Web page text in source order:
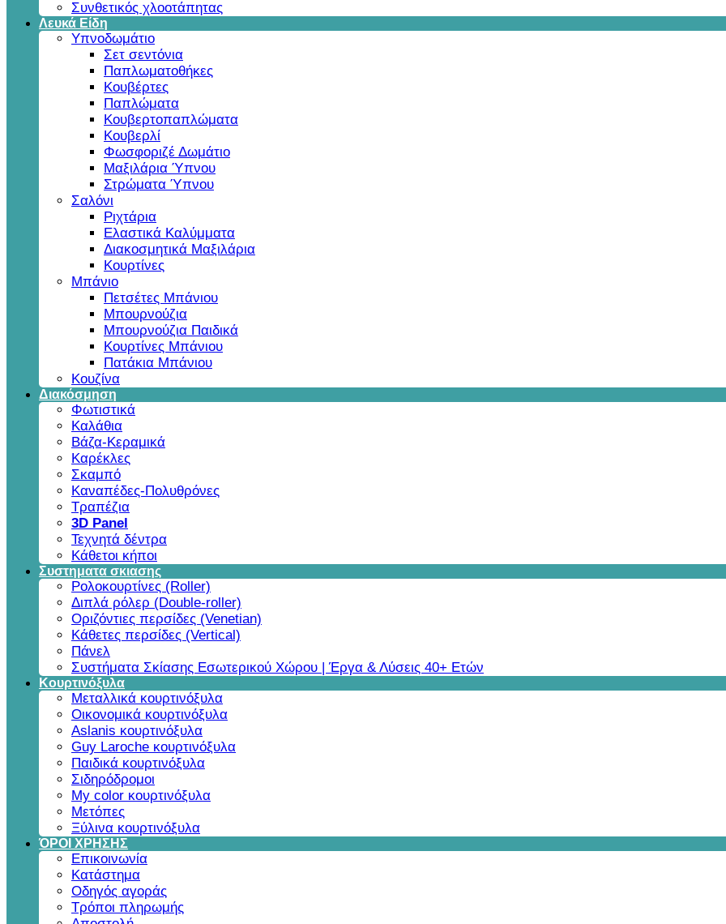
Συνθετικός χλοοτάπητας
Λευκά Είδη
Υπνοδωμάτιο
Σετ σεντόνια
Παπλωματοθήκες
Κουβέρτες
Παπλώματα
Κουβερτοπαπλώματα
Κουβερλί
Φωσφοριζέ Δωμάτιο
Μαξιλάρια Ύπνου
Στρώματα Ύπνου
Σαλόνι
Ριχτάρια
Ελαστικά Καλύμματα
Διακοσμητικά Μαξιλάρια
Κουρτίνες
Μπάνιο
Πετσέτες Μπάνιου
Μπουρνούζια
Μπουρνούζια Παιδικά
Κουρτίνες Μπάνιου
Πατάκια Μπάνιου
Κουζίνα
Διακόσμηση
Φωτιστικά
Καλάθια
Βάζα-Κεραμικά
Καρέκλες
Σκαμπό
Καναπέδες-Πολυθρόνες
Τραπέζια
3D Panel
Τεχνητά δέντρα
Κάθετοι κήποι
Συστηματα σκιασης
Ρολοκουρτίνες (Roller)
Διπλά ρόλερ (Double-roller)
Οριζόντιες περσίδες (Venetian)
Κάθετες περσίδες (Vertical)
Πάνελ
Συστήματα Σκίασης Εσωτερικού Χώρου | Έργα & Λύσεις 40+ Ετών
Κουρτινόξυλα
Μεταλλικά κουρτινόξυλα
Οικονομικά κουρτινόξυλα
Aslanis κουρτινόξυλα
Guy Laroche κουρτινόξυλα
Παιδικά κουρτινόξυλα
Σιδηρόδρομοι
My color κουρτινόξυλα
Μετόπες
Ξύλινα κουρτινόξυλα
ΌΡΟΙ ΧΡΗΣΗΣ
Επικοινωνία
Κατάστημα
Οδηγός αγοράς
Τρόποι πληρωμής